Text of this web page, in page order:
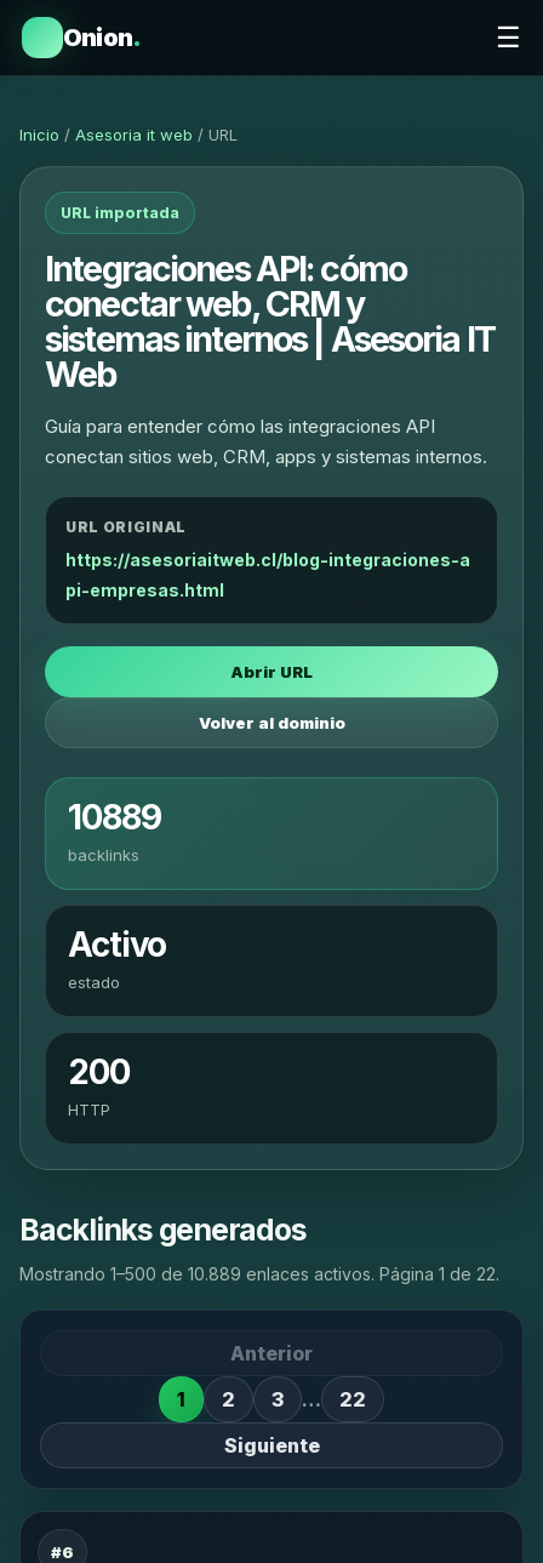
Onion. ☰
Inicio / Asesoria it web / URL
URL importada
Integraciones API: cómo
conectar web, CRM y
sistemas internos | Asesoria IT
Web
Guía para entender cómo las integraciones API
conectan sitios web, CRM, apps y sistemas internos.
URL ORIGINAL
https://asesoriaitweb.cl/blog-integraciones-a
pi-empresas.html
Abrir URL
Volver al dominio
10889
backlinks
Activo
estado
200
HTTP
Backlinks generados
Mostrando 1–500 de 10.889 enlaces activos. Página 1 de 22.
Anterior
1
2 3 …
22
Siguiente
#6